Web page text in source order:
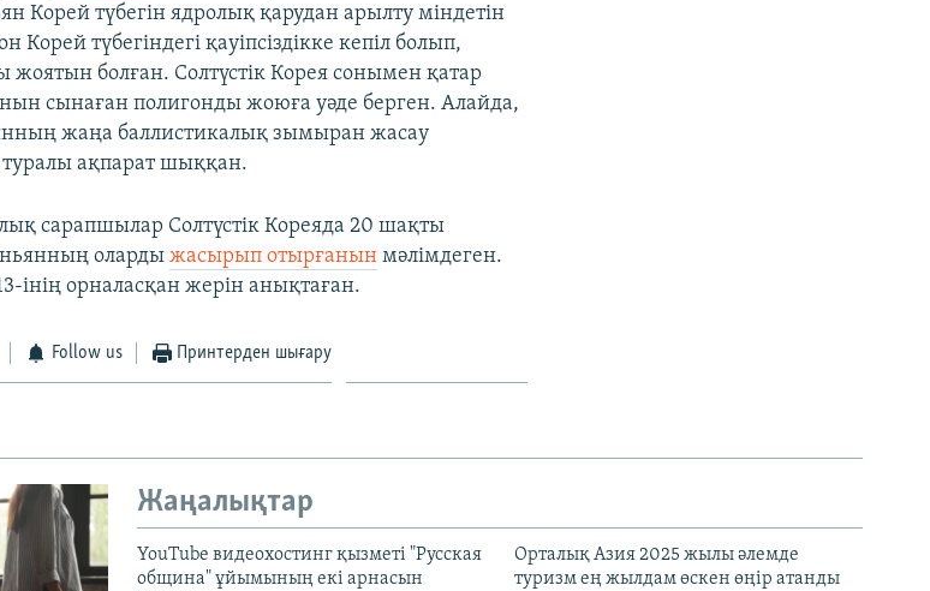
Корей түбегін ядролық қарудан арылту міндетін
түбегіндегі қауіпсіздікке кепіл болып,
болған. Солтүстік Корея сонымен қатар
сынаған полигонды жоюға уәде берген. Алайда,
жаңа баллистикалық зымыран жасау
ақпарат шыққан.
сарапшылар Солтүстік Кореяда 20 шақты
олардыжасырып отырғанын мәлімдеген.
інің орналасқан жерін анықтаған.
Follow us Принтерден шығару
Жаңалықтар
YouTube видеохостинг қызметі "Русская
община" ұйымының екі арнасын
Орталық Азия 2025 жылы әлемде
туризм ең жылдам өскен өңір атанды